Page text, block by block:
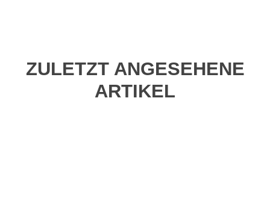
ZULETZT ANGESEHENE
ARTIKEL